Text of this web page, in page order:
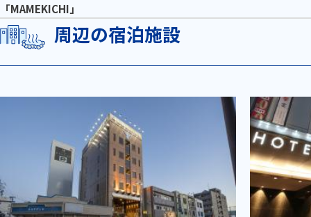
「MAMEKICHI」
周辺の宿泊施設